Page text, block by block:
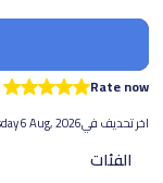
Rate now
اخر تحديف في6 Aug, 2026
الفئات